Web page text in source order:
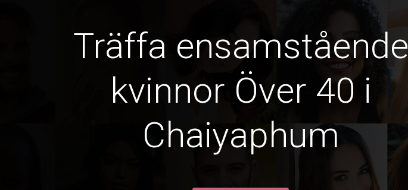
Träffa ensamstående
kvinnor Över 40 i
Chaiyaphum